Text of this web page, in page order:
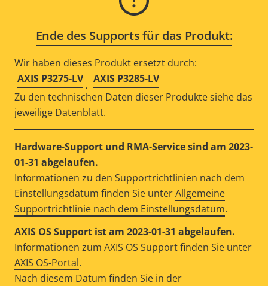
Ende des Supports für das Produkt:
Wir haben dieses Produkt ersetzt durch:
AXIS P3275-LV , AXIS P3285-LV
Zu den technischen Daten dieser Produkte siehe das
jeweilige Datenblatt.
Hardware-Support und RMA-Service sind am 2023-
01-31 abgelaufen.
Informationen zu den Supportrichtlinien nach dem
Einstellungsdatum finden Sie unterAllgemeine
Supportrichtlinie nach dem Einstellungsdatum.
AXIS OS Support ist am 2023-01-31 abgelaufen.
Informationen zum AXIS OS Support finden Sie unter
AXIS OS-Portal.
Nach diesem Datum finden Sie in der